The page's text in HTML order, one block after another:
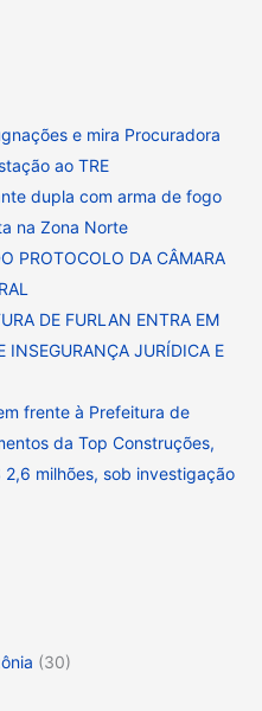
e mira Procuradora
ao TRE
dupla com arma de fogo
na Zona Norte
PROTOCOLO DA CÂMARA
DE FURLAN ENTRA EM
INSEGURANÇA JURÍDICA E
frente à Prefeitura de
da Top Construções,
milhões, sob investigação
(30)